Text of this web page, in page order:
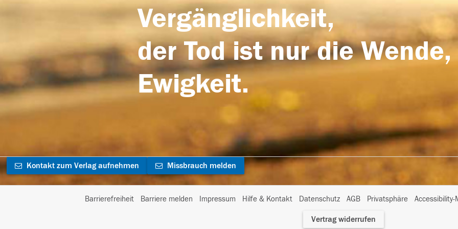
Vergänglichkeit,
der Tod ist nur die
Ewigkeit.
Kontakt zum Verlag aufnehmen Missbrauch melden
Barrierefreiheit Barriere melden Impressum Hilfe & Kontakt Datenschutz AGB Privatsphäre
I
Vertrag widerrufen